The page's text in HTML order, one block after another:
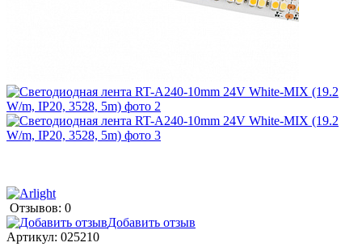
Отзывов: 0
Добавить отзыв
Артикул: 025210